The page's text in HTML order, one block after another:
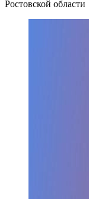
Ростовской области